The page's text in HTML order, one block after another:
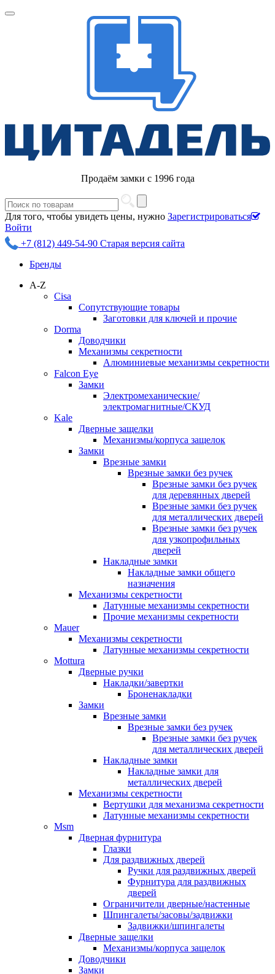
Продаём замки с 1996 года
Для того, чтобы увидеть цены, нужно Зарегистрироваться
Войти
+7 (812) 449-54-90 Старая версия сайта
Бренды
A-Z
Cisa
Сопутствующие товары
Заготовки для ключей и прочие
Dorma
Доводчики
Механизмы секретности
Алюминиевые механизмы секретности
Falcon Eye
Замки
Электромеханические/
электромагнитные/СКУД
Kale
Дверные защелки
Механизмы/корпуса защелок
Замки
Врезные замки
Врезные замки без ручек
Врезные замки без ручек
для деревянных дверей
Врезные замки без ручек
для металлических дверей
Врезные замки без ручек
для узкопрофильных
дверей
Накладные замки
Накладные замки общего
назначения
Механизмы секретности
Латунные механизмы секретности
Прочие механизмы секретности
Mauer
Механизмы секретности
Латунные механизмы секретности
Mottura
Дверные ручки
Накладки/завертки
Броненакладки
Замки
Врезные замки
Врезные замки без ручек
Врезные замки без ручек
для металлических дверей
Накладные замки
Накладные замки для
металлических дверей
Механизмы секретности
Вертушки для механизма секретности
Латунные механизмы секретности
Msm
Дверная фурнитура
Глазки
Для раздвижных дверей
Ручки для раздвижных дверей
Фурнитура для раздвижных
дверей
Ограничители дверные/настенные
Шпингалеты/засовы/задвижки
Задвижки/шпингалеты
Дверные защелки
Механизмы/корпуса защелок
Доводчики
Замки